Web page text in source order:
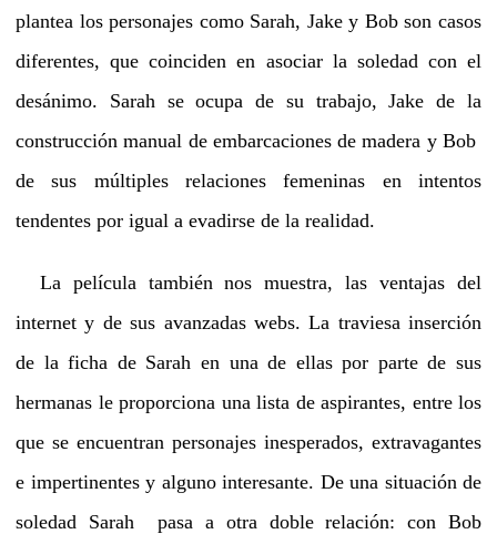
plantea los personajes como Sarah, Jake y Bob son casos
diferentes, que coinciden en asociar la soledad con el
desánimo. Sarah se ocupa de su trabajo, Jake de la
construcción manual de embarcaciones de madera y Bob
de sus múltiples relaciones femeninas en intentos
tendentes por igual a evadirse de la realidad.
La película también nos muestra, las ventajas del
internet y de sus avanzadas webs. La traviesa inserción
de la ficha de Sarah en una de ellas por parte de sus
hermanas le proporciona una lista de aspirantes, entre los
que se encuentran personajes inesperados, extravagantes
e impertinentes y alguno interesante. De una situación de
soledad Sarah pasa a otra doble relación: con Bob